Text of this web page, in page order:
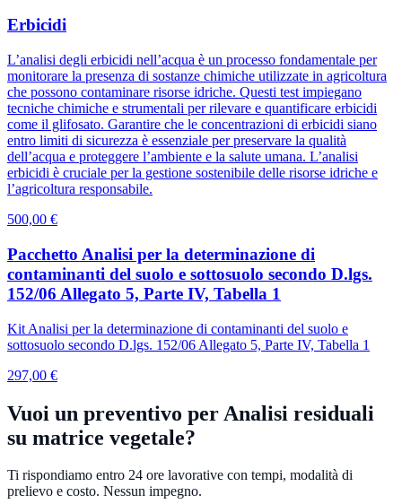
Erbicidi
L’analisi degli erbicidi nell’acqua è un processo fondamentale per
monitorare la presenza di sostanze chimiche utilizzate in agricoltura
che possono contaminare risorse idriche. Questi test impiegano
tecniche chimiche e strumentali per rilevare e quantificare erbicidi
come il glifosato. Garantire che le concentrazioni di erbicidi siano
entro limiti di sicurezza è essenziale per preservare la qualità
dell’acqua e proteggere l’ambiente e la salute umana. L’analisi
erbicidi è cruciale per la gestione sostenibile delle risorse idriche e
l’agricoltura responsabile.
500,00 €
Pacchetto Analisi per la determinazione di
contaminanti del suolo e sottosuolo secondo D.lgs.
152/06 Allegato 5, Parte IV, Tabella 1
Kit Analisi per la determinazione di contaminanti del suolo e
sottosuolo secondo D.lgs. 152/06 Allegato 5, Parte IV, Tabella 1
297,00 €
Vuoi un preventivo per Analisi residuali
su matrice vegetale?
Ti rispondiamo entro 24 ore lavorative con tempi, modalità di
prelievo e costo. Nessun impegno.